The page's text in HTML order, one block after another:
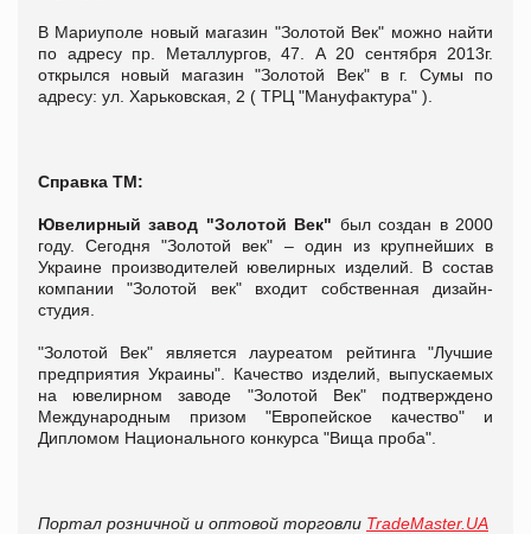
В Мариуполе новый магазин "Золотой Век" можно найти
по адресу пр. Металлургов, 47. А 20 сентября 2013г.
открылся новый магазин "Золотой Век" в г. Сумы по
адресу: ул. Харьковская, 2 ( ТРЦ "Мануфактура" ).
Справка ТМ:
Ювелирный завод "Золотой Век" был создан в 2000
году. Сегодня "Золотой век" – один из крупнейших в
Украине производителей ювелирных изделий. В состав
компании "Золотой век" входит собственная дизайн-
студия.
"Золотой Век" является лауреатом рейтинга "Лучшие
предприятия Украины". Качество изделий, выпускаемых
на ювелирном заводе "Золотой Век" подтверждено
Международным призом "Европейское качество" и
Дипломом Национального конкурса "Вища проба".
Портал розничной и оптовой торговли TradeMaster.UA